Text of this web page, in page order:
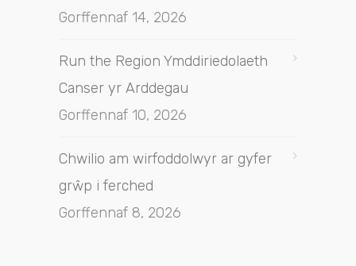
Gorffennaf 14, 2026
Run the Region Ymddiriedolaeth
Canser yr Arddegau
Gorffennaf 10, 2026
Chwilio am wirfoddolwyr ar gyfer
grŵp i ferched
Gorffennaf 8, 2026